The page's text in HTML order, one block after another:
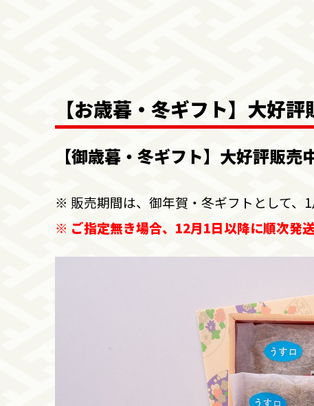
【お歳暮・冬ギフト】大好
【御歳暮・冬ギフト】大好評販
※ 販売期間は、御年賀・冬ギフトとして、1
※ ご指定無き場合、12月1日以降に順次発送